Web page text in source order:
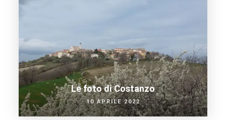
Le foto di Costanzo
10 APRILE 2022